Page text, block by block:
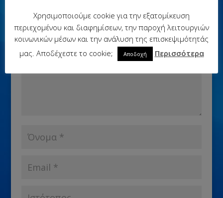
πεδία σημειώνονται με*
Χρησιμοποιούμε cookie για την εξατομίκευση
περιεχομένου και διαφημίσεων, την παροχή λειτουργιών
κοινωνικών μέσων και την ανάλυση της επισκεψιμότητάς
μας. Αποδέχεστε το cookie;
Αποδοχή Περισσότερα